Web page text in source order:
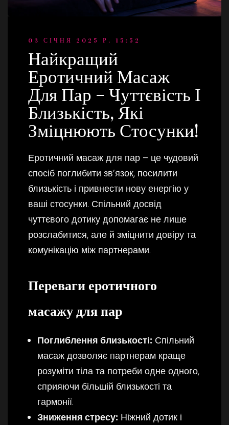
03 СІЧНЯ 2025 Р. 15:52
Найкращий
Еротичний Масаж
Для Пар – Чуттєвість І
Близькість, Які
Зміцнюють Стосунки!
Еротичний масаж для пар – це чудовий
спосіб поглибити зв’язок, посилити
близькість і привнести нову енергію у
ваші стосунки. Спільний досвід
чуттєвого дотику допомагає не лише
розслабитися, але й зміцнити довіру та
комунікацію між партнерами.
Переваги еротичного
масажу для пар
Поглиблення близькості: Спільний
масаж дозволяє партнерам краще
розуміти тіла та потреби одне одного,
сприяючи більшій близькості та
гармонії.
Зниження стресу: Ніжний дотик і